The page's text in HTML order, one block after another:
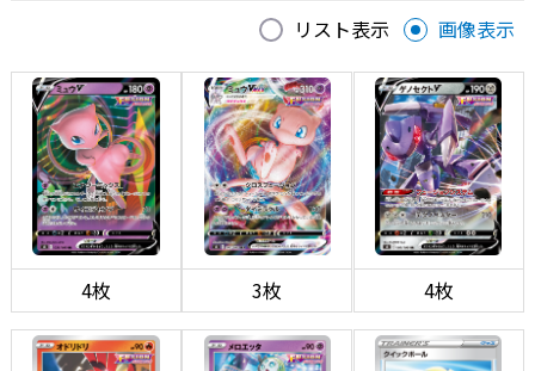
リスト表示 画像表示
4枚 3枚 4枚